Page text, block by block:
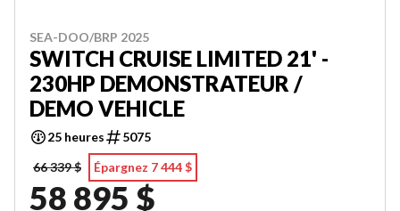
SEA-DOO/BRP 2025
SWITCH CRUISE LIMITED 21' -
230HP DEMONSTRATEUR /
DEMO VEHICLE
25 heures
5075
66 339 $
Épargnez 7 444 $
58 895 $